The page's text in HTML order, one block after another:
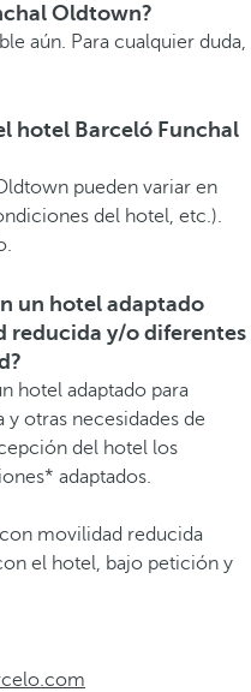
Oldtown?
aún. Para cualquier duda,
hotel Barceló Funchal
pueden variar en
del hotel, etc.).
un hotel adaptado
reducida y/o diferentes
hotel adaptado para
otras necesidades de
del hotel los
adaptados.
movilidad reducida
el hotel, bajo petición y